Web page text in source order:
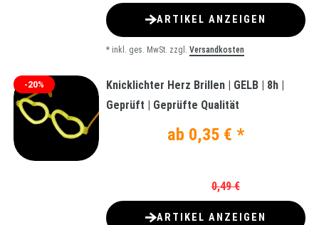
ARTIKEL ANZEIGEN
* inkl. ges. MwSt. zzgl. Versandkosten
-20%
Knicklichter Herz Brillen | GELB | 8h |
Geprüft | Geprüfte Qualität
0,49 €
ab 0,35 € *
ARTIKEL ANZEIGEN